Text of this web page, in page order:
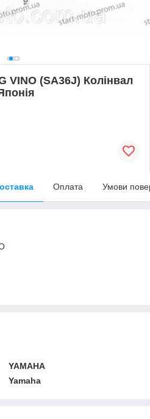
VINO (SA36J​​​​​​​) Колінвал
Оплата Умови
YAMAHA
Yamaha